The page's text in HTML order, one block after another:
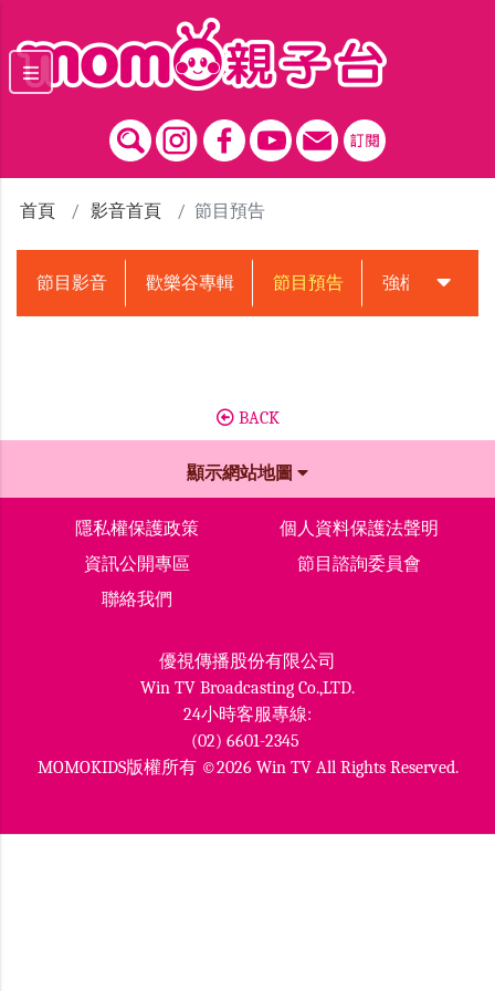
首頁 影音首頁 節目預告
節目影音 歡樂谷專輯 節目預告 強檔動畫預告
BACK
顯示網站地圖
隱私權保護政策
個人資料保護法聲明
資訊公開專區
節目諮詢委員會
聯絡我們
優視傳播股份有限公司
Win TV Broadcasting Co.,LTD.
24小時客服專線:
(02) 6601-2345
MOMOKIDS版權所有 ©2026 Win TV All Rights Reserved.